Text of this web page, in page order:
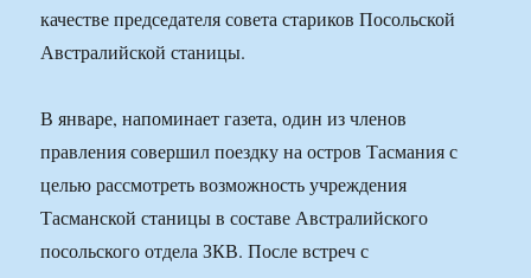
качестве председателя совета стариков Посольской
Австралийской станицы.
В январе, напоминает газета, один из членов
правления совершил поездку на остров Тасмания с
целью рассмотреть возможность учреждения
Тасманской станицы в составе Австралийского
посольского отдела ЗКВ. После встреч с